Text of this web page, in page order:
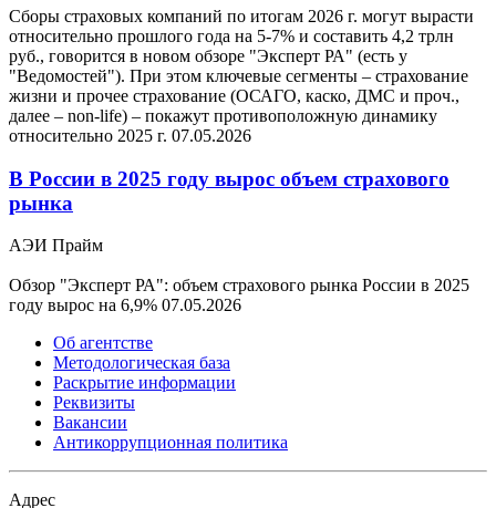
Сборы страховых компаний по итогам 2026 г. могут вырасти
относительно прошлого года на 5-7% и составить 4,2 трлн
руб., говорится в новом обзоре "Эксперт РА" (есть у
"Ведомостей"). При этом ключевые сегменты – страхование
жизни и прочее страхование (ОСАГО, каско, ДМС и проч.,
далее – non-life) – покажут противоположную динамику
относительно 2025 г. 07.05.2026
В России в 2025 году вырос объем страхового
рынка
АЭИ Прайм
Обзор "Эксперт РА": объем страхового рынка России в 2025
году вырос на 6,9% 07.05.2026
Об агентстве
Методологическая база
Раскрытие информации
Реквизиты
Вакансии
Антикоррупционная политика
Адрес